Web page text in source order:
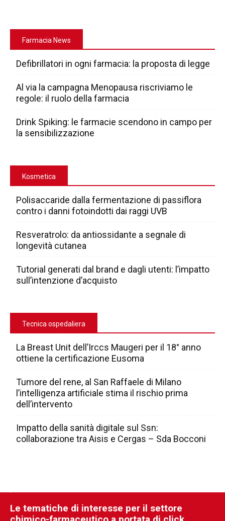
Farmacia News
Defibrillatori in ogni farmacia: la proposta di legge
Al via la campagna Menopausa riscriviamo le
regole: il ruolo della farmacia
Drink Spiking: le farmacie scendono in campo per
la sensibilizzazione
Kosmetica
Polisaccaride dalla fermentazione di passiflora
contro i danni fotoindotti dai raggi UVB
Resveratrolo: da antiossidante a segnale di
longevità cutanea
Tutorial generati dal brand e dagli utenti: l’impatto
sull’intenzione d’acquisto
Tecnica ospedaliera
La Breast Unit dell’Irccs Maugeri per il 18° anno
ottiene la certificazione Eusoma
Tumore del rene, al San Raffaele di Milano
l’intelligenza artificiale stima il rischio prima
dell’intervento
Impatto della sanità digitale sul Ssn:
collaborazione tra Aisis e Cergas – Sda Bocconi
Le tematiche di interesse per il settore